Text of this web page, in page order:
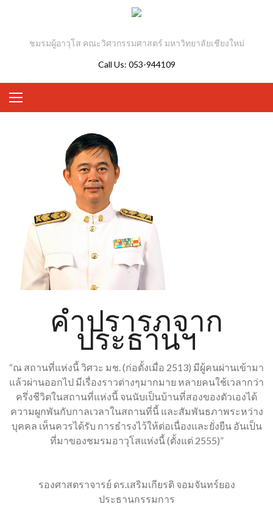
ชมรมผู้อาวุโส คณะวิศวกรรมศาสตร์ มหาวิทยาลัยเชียงใหม่
Call Us: 053-944109
คำปรารภจาก
ประธานฯ
“ณ สถานที่แห่งนี้ วิศวะ มช. (ก่อตั้งเมื่อ 2513) มีผู้คนผ่านเข้ามา
แล้วผ่านออกไป มีเรื่องราวต่างๆมากมาย หลายคนใช้เวลากว่า
ครึ่งชีวิตในสถานที่แห่งนี้ จนนับเป็นบ้านที่สองของตัวเองได้
ความผูกพันกับกาลเวลาในสถานที่นี้ และสัมพันธภาพระหว่าง
บุคคล เห็นควรได้รับ การธำรงไว้ให้ต่อเนื่องและยั่งยืน อันเป็น
ที่มาของชมรมอาวุโสแห่งนี้ (ตั้งแต่ 2555)”
รองศาสตราจารย์ ดร.เสริมเกียรติ จอมจันทร์ยอง
ประธานกรรมการ